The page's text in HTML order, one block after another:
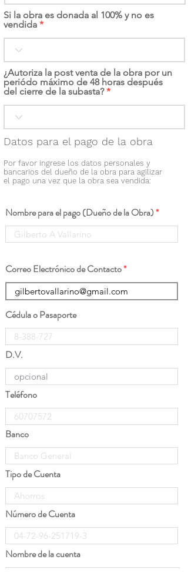
Si la obra es donada al 100% y no es
vendida
¿Autoriza la post venta de la obra por un
periódo máximo de 48 horas después
del cierre de la subasta?
Datos para el pago de la obra
Por favor ingrese los datos personales y
bancarios del dueño de la obra para agilizar
el pago una vez que la obra sea vendida:
Nombre para el pago (Dueño de la Obra)
Correo Electrónico de Contacto
Cédula o Pasaporte
D.V.
Teléfono
Banco
Tipo de Cuenta
Número de Cuenta
Nombre de la cuenta